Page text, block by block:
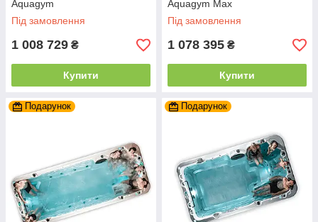
Aquagym
Під замовлення
1 008 729 ₴
Купити
Aquagym Max
Під замовлення
1 078 395 ₴
Купити
Подарунок Подарунок